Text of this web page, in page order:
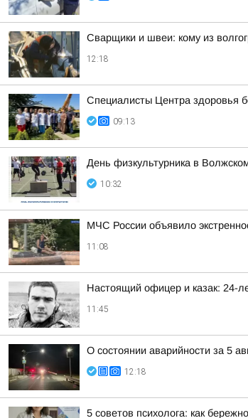
Сварщики и швеи: кому из
12:18
Специалисты Центра здоровья
09:13
День физкультурника в
10:32
МЧС России объявило
11:08
Настоящий офицер и казак: 24-
11:45
О состоянии аварийности за 5
12:18
5 советов психолога: как